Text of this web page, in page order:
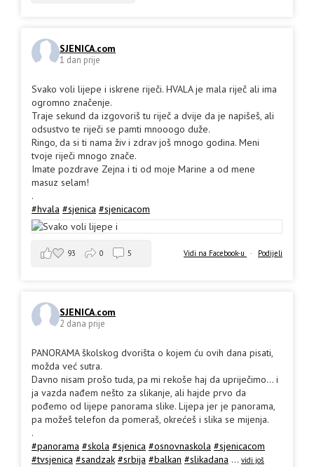
SJENICA.com
1 dan prije
Svako voli lijepe i iskrene riječi. HVALA je mala riječ ali ima
ogromno značenje.
Traje sekund da izgovoriš tu riječ a dvije da je napišeš, ali
odsustvo te riječi se pamti mnooogo duže.
Ringo, da si ti nama živ i zdrav još mnogo godina. Meni
tvoje riječi mnogo znače.
Imate pozdrave Zejna i ti od moje Marine a od mene
masuz selam!
.
#hvala #sjenica #sjenicacom
Vidi na Facebook-u · Podijeli
93 0 5
SJENICA.com
2 dana prije
PANORAMA školskog dvorišta o kojem ću ovih dana pisati,
možda već sutra.
Davno nisam prošo tuda, pa mi rekoše haj da upriječimo... i
ja vazda nađem nešto za slikanje, ali hajde prvo da
pođemo od lijepe panorama slike. Lijepa jer je panorama,
pa možeš telefon da pomeraš, okrećeš i slika se mijenja.
.
#panorama #skola #sjenica #osnovnaskola #sjenicacom
#tvsjenica #sandzak #srbija #balkan #slikadana ... vidi još